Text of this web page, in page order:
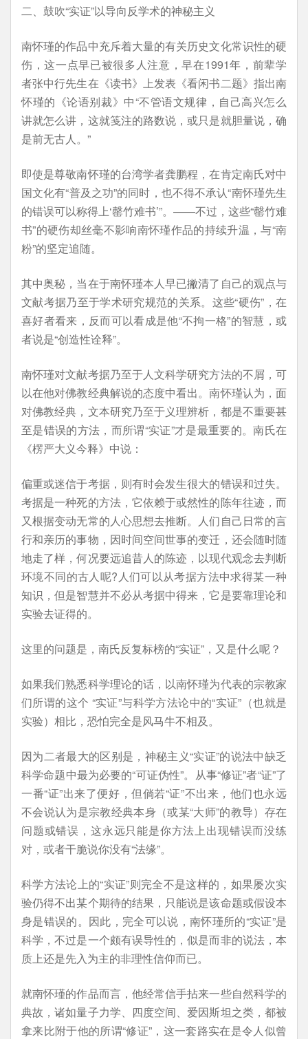
二、鼓吹“实证”以导向反学术的神秘主义
南怀瑾的作品中充斥着大量的有关历史文化常识性的硬
伤，这一点早已被很多人注意，早在1991年，前辈学
者张中行先生在《读书》上发表《看闲书二题》指出南
怀瑾的《论语别裁》中“不管语文规律，自己高兴怎么
讲就怎么讲，这就笺注的路数说，或只是就胆量说，确
是前无古人。”
即使是尊敬南怀瑾的台湾学者龚鹏程，在肯定南氏对中
国文化有“普及之功”的同时，也不得不承认“南怀瑾先生
的错误可以称得上‘罄竹难书’”。——不过，这些“罄竹难
书”的硬伤却丝毫不影响南怀瑾作品的持续升温，与“南
粉”的坚定追随。
其中奥秘，当在于南怀瑾本人早已撇清了自己的观点与
文献考据乃至于学术研究规范的关系。这些“硬伤”，在
喜好者看来，反而可以看成是他“不拘一格”的智慧，或
者说是“创造性诠释”。
南怀瑾对文献考据乃至于人文科学研究方法的不屑，可
以在他对佛教经典解说的态度中看出。南怀瑾认为，面
对佛教经典，文本研究乃至于义理辨析，都是不重要甚
至是错误的方法，而所谓“实证”才是最重要的。南氏在
《楞严大义今释》中说：
偏重或迷信于考据，则有时会发生很大的错误和过失。
考据是一种死的方法，它依赖于或然性的陈年往迹，而
又根据变动无常的人心思想去推断。人们自己日常的言
行和亲历的事物，因时间空间世事的变迁，还会随时随
地走了样，何况要远追昔人的陈迹，以现代观念去判断
环境不同的古人呢?人们可以从考据方法中求得某一种
知识，但是智慧并不必从考据中得来，它是要靠理论和
实验去证得的。
这里的问题是，南氏反复标榜的“实证”，又是什么呢？
如果我们熟悉科学理论的话，以南怀瑾为代表的宗教家
们所谓的这个 “实证”与科学方法论中的“实证”（也就是
实验）相比，恐怕完全是风马牛不相及。
因为二者最大的区别是，神秘主义“实证”的说法中缺乏
科学命题中最为必要的“可证伪性”。从事“修证”者“证”了
一番“证”出来了便好，但倘若“证”不出来，他们也永远
不会说认为是宗教经典本身（或某“大师”的教导）存在
问题或错误，这永远只能是你方法上出现错误而没练
对，或者干脆说你没有“法缘”。
科学方法论上的“实证”则完全不是这样的，如果屡次实
验仍得不出某个期待的结果，只能说是该命题或假设本
身是错误的。因此，完全可以说，南怀瑾所的“实证”是
科学，不过是一个颇有误导性的，似是而非的说法，本
质上还是先入为主的非理性信仰而已。
就南怀瑾的作品而言，他经常信手拈来一些自然科学的
典故，诸如量子力学、四度空间、爱因斯坦之类，都被
拿来比附于他的所谓“修证”，这一套路实在是令人似曾